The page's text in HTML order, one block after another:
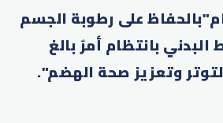
على رطوبة الجسم
بانتظام أمرٌ بالغ
وتعزيز صحة الهضم".